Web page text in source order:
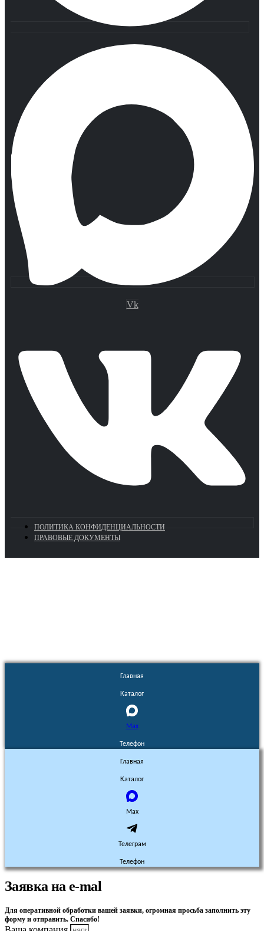
Vk
ПОЛИТИКА КОНФИДЕНЦИАЛЬНОСТИ
ПРАВОВЫЕ ДОКУМЕНТЫ
Главная
Каталог
Max
Телефон
Главная
Каталог
Max
Телеграм
Телефон
Заявка на e-mal
Для оперативной обработки вашей заявки, огромная просьба заполнить эту
форму и отправить. Спасибо!